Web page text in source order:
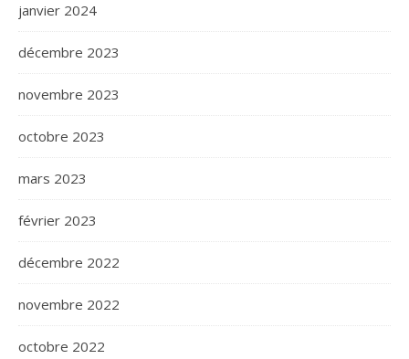
janvier 2024
décembre 2023
novembre 2023
octobre 2023
mars 2023
février 2023
décembre 2022
novembre 2022
octobre 2022